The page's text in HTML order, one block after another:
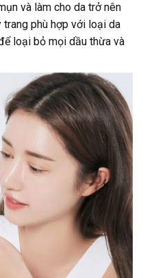
và làm cho da trở nên
phù hợp với loại da
loại bỏ mọi dầu thừa và